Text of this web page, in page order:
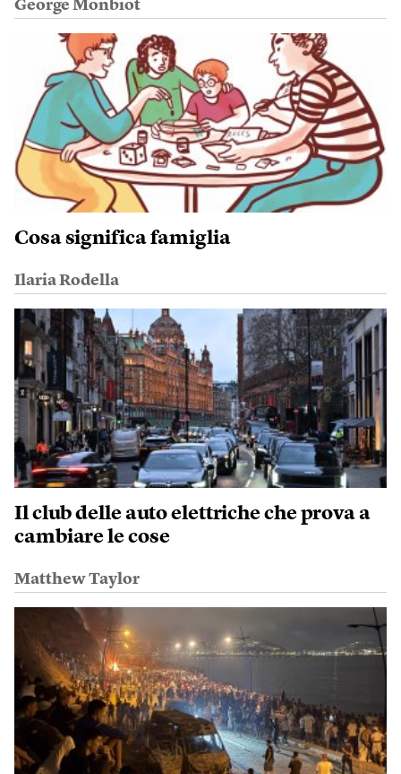
George Monbiot
Cosa significa famiglia
Ilaria Rodella
Il club delle auto elettriche che prova a
cambiare le cose
Matthew Taylor